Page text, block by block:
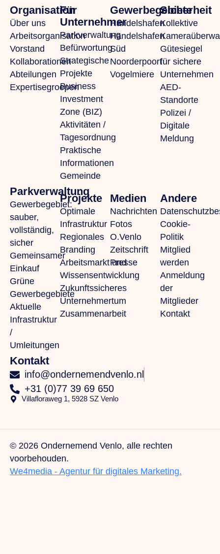
Organisation
Über uns
Arbeitsorganisation
Vorstand
Kollaborationen
Abteilungen
Expertisegroepen
Für
Unternehmer
Parkverwaltung
Befürwortung
Strategische
Projekte
Business
Investment
Zone (BIZ)
Aktivitäten /
Tagesordnung
Praktische
Informationen
Gemeinde
Gewerbegebiete
Handelshafen
Handelshafen
Süd
Noorderpoort
Vogelmiere
Sicherheit
Kollektive
Gütesiegel
für sichere
Unternehmen
AED-
Standorte
Polizei /
Digitale
Meldung
Parkverwaltung
Gewerbegebiet:
sauber,
vollständig,
sicher
Gemeinsamer
Einkauf
Grüne
Gewerbegebiete
Aktuelle
Infrastruktur
/
Umleitungen
Projekte
Optimale
Infrastruktur
Regionales
Branding
Arbeitsmarkt und
Wissensentwicklung
Zukunftssicheres
Unternehmertum
Zusammenarbeit
Medien
Nachrichten
Fotos
O.Venlo
Zeitschrift
Presse
Andere
Cookie-
Politik
Mitglied
werden
Anmeldung
der
Mitglieder
Kontakt
Kontakt
info@ondernemendvenlo.nl
+31 (0)77 39 69 650
Villafloraweg 1, 5928 SZ Venlo
© 2026 Ondernemend Venlo, alle rechten
voorbehouden.
We4media - Agentur für digitales Marketing.